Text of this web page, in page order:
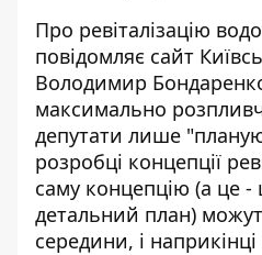
Про ревіталізацію
повідомляє сайт
Володимир
максимально
депутати лише
розробці концепції
саму концепцію (а це -
детальний план)
середини, і